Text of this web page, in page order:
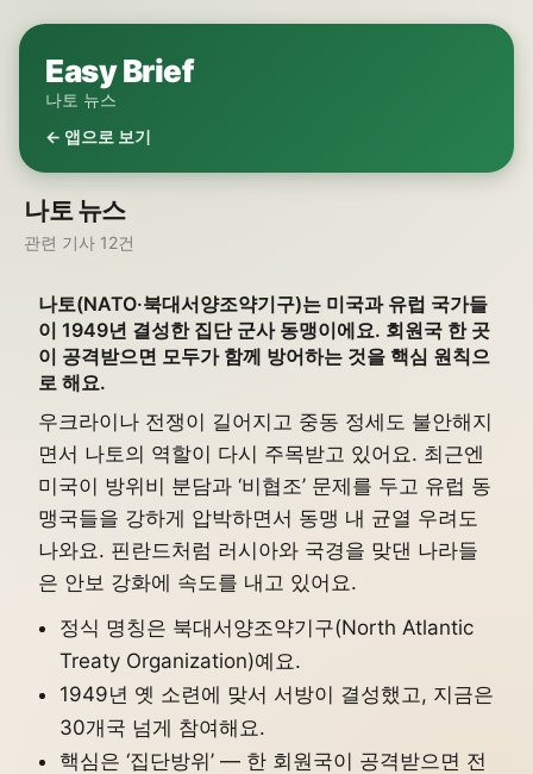
Easy Brief
나토 뉴스
← 앱으로 보기
나토 뉴스
관련 기사 12건
나토(NATO·북대서양조약기구)는 미국과 유럽 국가들
이 1949년 결성한 집단 군사 동맹이에요. 회원국 한 곳
이 공격받으면 모두가 함께 방어하는 것을 핵심 원칙으
로 해요.
우크라이나 전쟁이 길어지고 중동 정세도 불안해지
면서 나토의 역할이 다시 주목받고 있어요. 최근엔
미국이 방위비 분담과 ‘비협조’ 문제를 두고 유럽 동
맹국들을 강하게 압박하면서 동맹 내 균열 우려도
나와요. 핀란드처럼 러시아와 국경을 맞댄 나라들
은 안보 강화에 속도를 내고 있어요.
정식 명칭은 북대서양조약기구(North Atlantic
Treaty Organization)예요.
1949년 옛 소련에 맞서 서방이 결성했고, 지금은
30개국 넘게 참여해요.
핵심은 ‘집단방위’ — 한 회원국이 공격받으면 전